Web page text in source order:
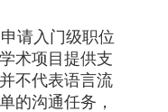
请入门级职位
术项目提供支
不代表语言流
的沟通任务，